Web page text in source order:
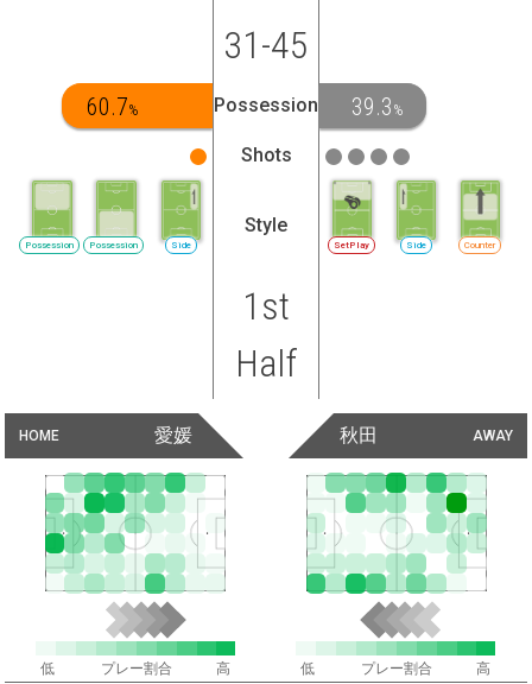
31-45
60.7% Possession 39.3 %
Shots
Side
Possession
Possession
Style
SetPlay Side Counter
1st
Half
HOME 愛媛 AWAY
秋田
低 プレー割合 高 低 プレー割合 高